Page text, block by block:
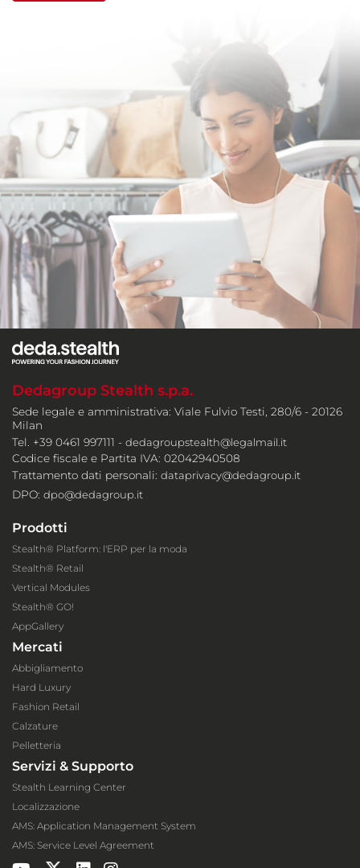
Dedagroup Stealth s.p.a.
Sede legale e amministrativa: Viale Fulvio Testi, 280/6 - 20126
Milan
Tel. +39 0461 997111 - dedagroupstealth@legalmail.it
Codice fiscale e Partita IVA: 02042940508
Trattamento dati personali: dataprivacy@dedagroup.it
DPO: dpo@dedagroup.it
Prodotti
Stealth® Platform: l'ERP per la moda
Stealth® Retail
Vertical Modules
Stealth® GO!
AppGallery
Mercati
Abbigliamento
Hard Luxury
Fashion Retail
Calzature
Pelletteria
Servizi & Supporto
Stealth Learning Center
Localizzazione
AMS: Application Management System
AMS: Service Level Agreement